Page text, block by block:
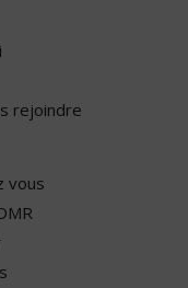
rejoindre
vous